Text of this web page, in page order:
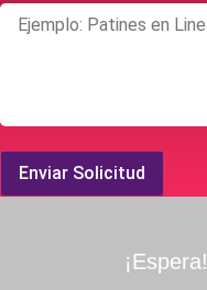
Enviar Solicitud